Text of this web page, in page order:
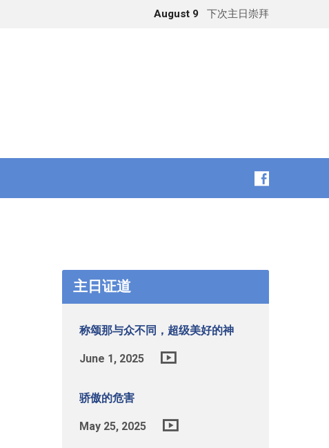
August 9 下次主日崇拜
主日证道
称颂那与众不同，超级美好的神
June 1, 2025
骄傲的危害
May 25, 2025